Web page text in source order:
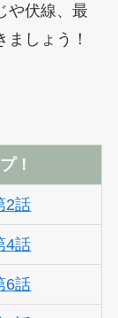
や伏線、最
しょう！
！
2話
4話
6話